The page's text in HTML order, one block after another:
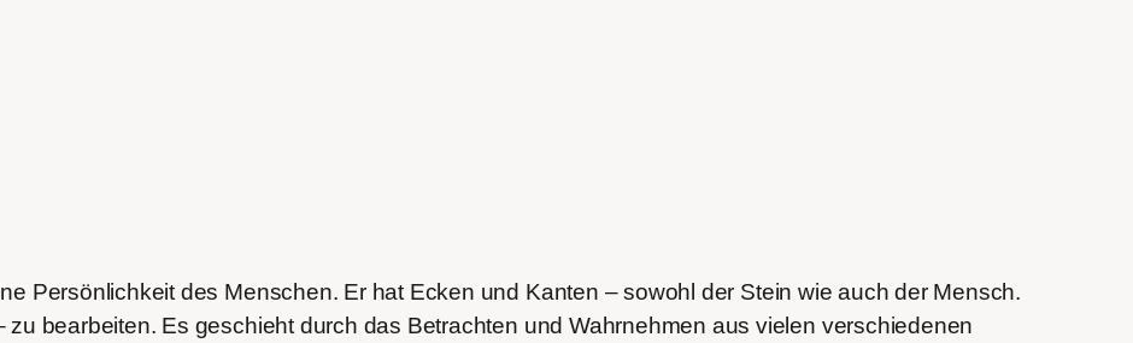
Persönlichkeit des Menschen. Er hat Ecken und Kanten – sowohl der Stein wie auch der Mensch.
bearbeiten. Es geschieht durch das Betrachten und Wahrnehmen aus vielen verschiedenen